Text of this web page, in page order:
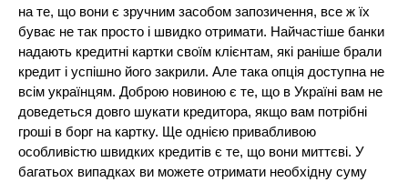
на те, що вони є зручним засобом запозичення, все ж їх
буває не так просто і швидко отримати. Найчастіше банки
надають кредитні картки своїм клієнтам, які раніше брали
кредит і успішно його закрили. Але така опція доступна не
всім українцям. Доброю новиною є те, що в Україні вам не
доведеться довго шукати кредитора, якщо вам потрібні
гроші в борг на картку. Ще однією привабливою
особливістю швидких кредитів є те, що вони миттєві. У
багатьох випадках ви можете отримати необхідну суму